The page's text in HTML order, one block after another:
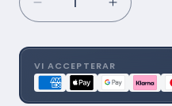
Minska
kvantitet
för
Linum
Blackout
25
Öka
kvantitet
för
Linum
Blackout
25
VI ACCEPTERAR